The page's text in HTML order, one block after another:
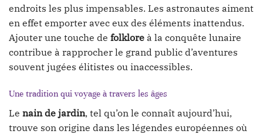
endroits les plus impensables. Les astronautes aiment
en effet emporter avec eux des éléments inattendus.
Ajouter une touche de folklore à la conquête lunaire
contribue à rapprocher le grand public d’aventures
souvent jugées élitistes ou inaccessibles.
Une tradition qui voyage à travers les âges
Le nain de jardin, tel qu’on le connaît aujourd’hui,
trouve son origine dans les légendes européennes où